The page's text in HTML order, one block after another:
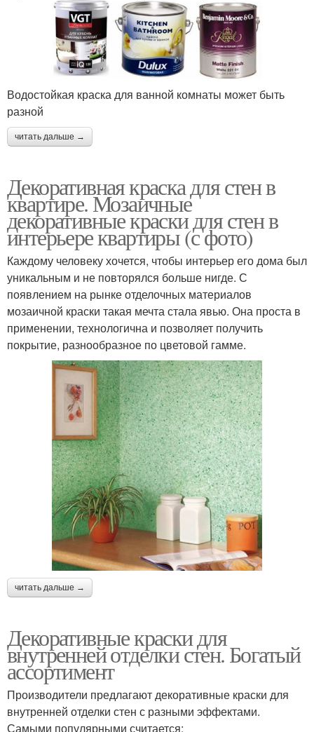
Водостойкая краска для ванной комнаты может быть
разной
читать дальше →
Декоративная краска для стен в
квартире. Мозаичные
декоративные краски для стен в
интерьере квартиры (с фото)
Каждому человеку хочется, чтобы интерьер его дома был
уникальным и не повторялся больше нигде. С
появлением на рынке отделочных материалов
мозаичной краски такая мечта стала явью. Она проста в
применении, технологична и позволяет получить
покрытие, разнообразное по цветовой гамме.
читать дальше →
Декоративные краски для
внутренней отделки стен. Богатый
ассортимент
Производители предлагают декоративные краски для
внутренней отделки стен с разными эффектами.
Самыми популярными считается: